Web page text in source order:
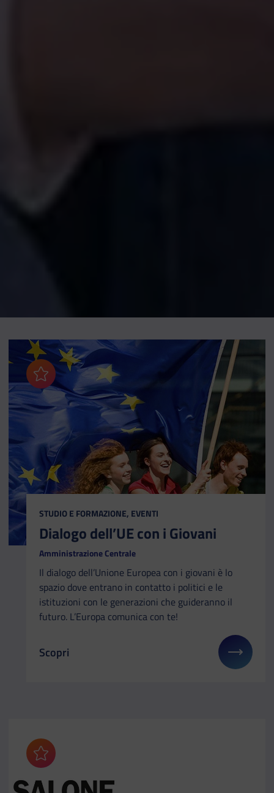
Aggiungi ai preferiti
CATEGORIA:
STUDIO E FORMAZIONE, EVENTI
Dialogo dell’UE con i Giovani
Amministrazione Centrale
Il dialogo dell’Unione Europea con i giovani è lo
spazio dove entrano in contatto i politici e le
istituzioni con le generazioni che guideranno il
futuro. L’Europa comunica con te!
Il link ti porterà ad avere maggiori dettagli su:
Scopri
Aggiungi ai preferiti